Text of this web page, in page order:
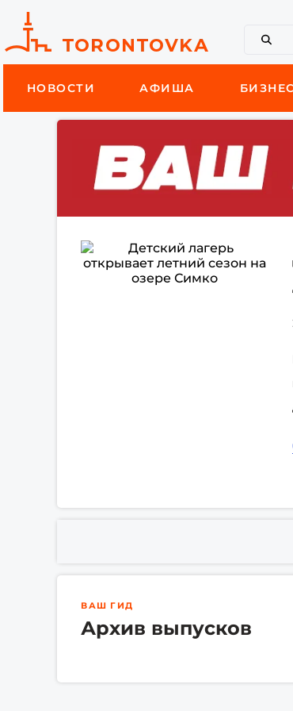
НОВОСТИ АФИША
ВАШ ГИД
Архив выпусков